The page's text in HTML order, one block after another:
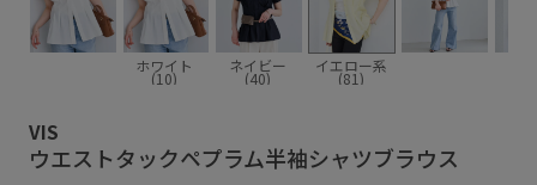
ホワイト
(10)
ネイビー
(40)
イエロー系
(81)
VIS
ウエストタックペプラム半袖シャツブラウス